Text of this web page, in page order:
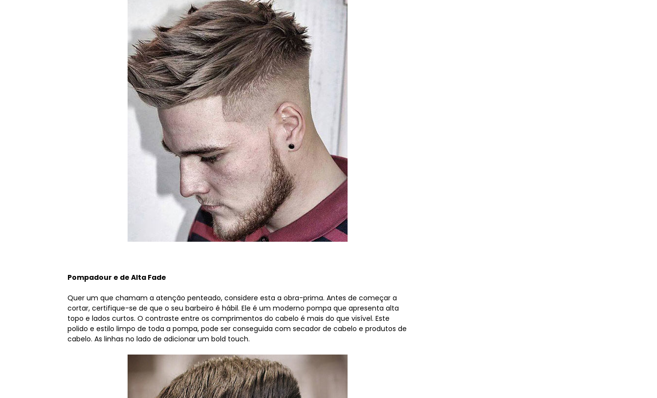
Pompadour e de Alta Fade
Quer um que chamam a atenção penteado, considere esta a obra-prima. Antes de começar a
cortar, certifique-se de que o seu barbeiro é hábil. Ele é um moderno pompa que apresenta alta
topo e lados curtos. O contraste entre os comprimentos do cabelo é mais do que visível. Este
polido e estilo limpo de toda a pompa, pode ser conseguida com secador de cabelo e produtos de
cabelo. As linhas no lado de adicionar um bold touch.